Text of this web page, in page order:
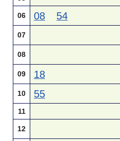
06 08 54
07
08
09 18
10 55
11
12